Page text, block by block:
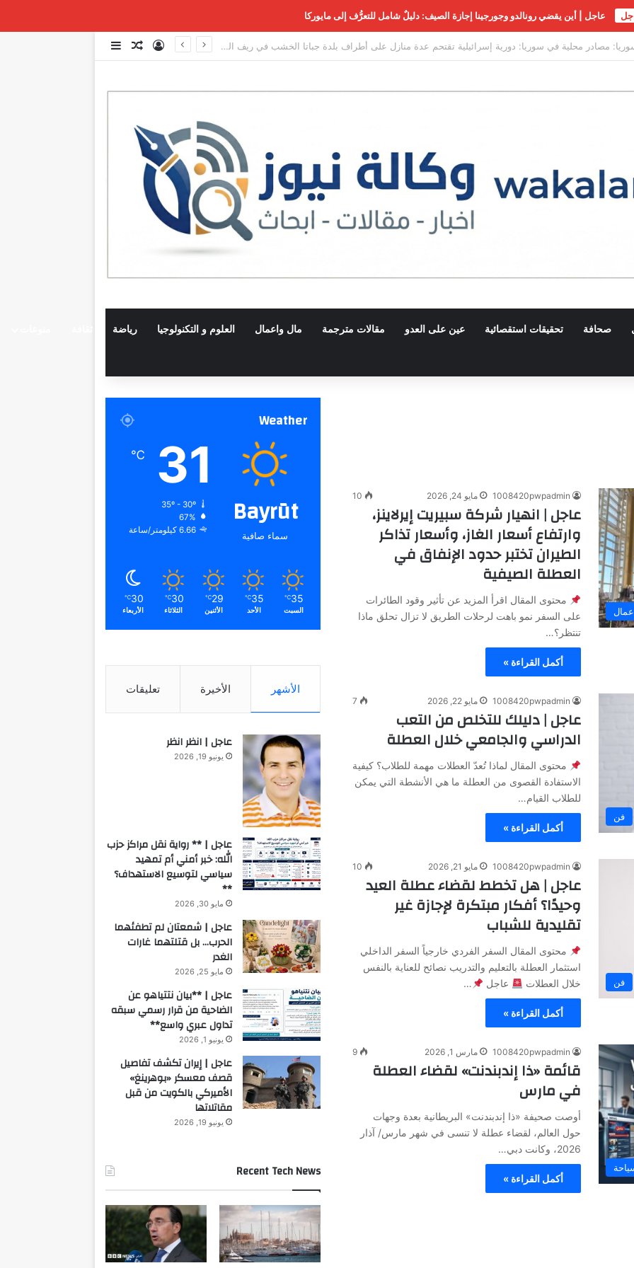
عاجل | أين يقضي رونالدو وجورجينا إجازة الصيف: دليلٌ شامل للتعرُّف إلى مايوركا
رسمي مصري من طرق احتيال جديدة على المواطنين تسجيل الدخول
مقال عشوائي
إضافة عمود جانبي
صحافة تحقيقات استقصائية عين على العدو مقالات مترجمة مال واعمال العلوم و التكنولوجيا رياضة
1008420pwpadmin مايو 24, 2026 10
عاجل | انهيار شركة سبيريت إيرلاينز،
وارتفاع أسعار الغاز، وأسعار تذاكر
الطيران تختبر حدود الإنفاق في
العطلة الصيفية
محتوى المقال اقرأ المزيد عن تأثير وقود الطائرات
على السفر نمو باهت لرحلات الطريق لا تزال تحلق ماذا
تنتظر؟…
أكمل القراءة »
فن
1008420pwpadmin مايو 22, 2026 7
عاجل | دليلك للتخلص من التعب
الدراسي والجامعي خلال العطلة
محتوى المقال لماذا تُعدّ العطلات مهمة للطلاب؟ كيفية
الاستفادة القصوى من العطلة ​ما هي الأنشطة التي يمكن
للطلاب القيام…
أكمل القراءة »
فن
1008420pwpadmin مايو 21, 2026 10
عاجل | هل تخطط لقضاء عطلة العيد
وحيدًا؟ أفكار مبتكرة لإجازة غير
تقليدية للشباب
محتوى المقال السفر الفردي خارجياً السفر الداخلي
استثمار العطلة بالتعليم والتدريب نصائح للعناية بالنفس
خلال العطلات
عاجل …
أكمل القراءة »
1008420pwpadmin مارس 1, 2026 9
قائمة «ذا إندبندنت» لقضاء العطلة
في مارس
أوصت صحيفة «ذا إندبندنت» البريطانية بعدة وجهات
حول العالم، لقضاء عطلة لا تنسى في شهر مارس/ آذار
2026، وكانت دبي…
أكمل القراءة »
Weather
Bayrūt
سماء صافية
31
℃
35º - 30º
67%
6.66 كيلومتر/ساعة
35
℃
السبت
35
℃
الأحد
29
℃
الأثنين
30
℃
الثلاثاء
30
℃
الأربعاء
الأشهر الأخيرة تعليقات
عاجل | انظر انظر
يونيو 19, 2026
عاجل | ** رواية نقل مراكز حزب
الله: خبر أمني أم تمهيد
سياسي لتوسيع الاستهداف؟
**
مايو 30, 2026
عاجل | شمعتان لم تطفئهما
الحرب… بل قتلتهما غارات
الغدر
مايو 25, 2026
عاجل | **بيان نتتياهو عن
الضاحية من قرار رسمي سبقه
تداول عبري واسع**
يونيو 1, 2026
عاجل | إيران تكشف تفاصيل
قصف معسكر «بوهرينغ»
الأميركي بالكويت من قبل
مقاتلاتها
يونيو 19, 2026
Recent Tech News